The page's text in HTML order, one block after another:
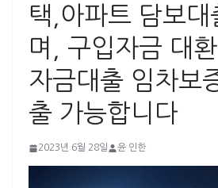
택,아파트 담보대
며, 구입자금 대
자금대출 임차보
출 가능합니다
2023년 6월 28일 윤 인한